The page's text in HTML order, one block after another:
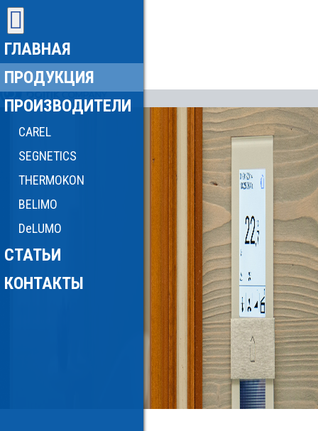
ГЛАВНАЯ
ПРОДУКЦИЯ
ПРОИЗВОДИТЕЛИ
CAREL
SEGNETICS
THERMOKON
BELIMO
DeLUMO
СТАТЬИ
КОНТАКТЫ